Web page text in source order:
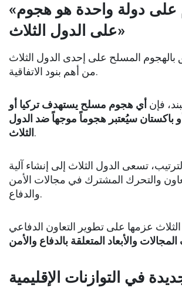
«الهجوم على دولة واحدة هو هجوم
على الدول الثلاث»
بالهجوم المسلح على إحدى الدول الثلاث
من أهم بنود الاتفاقية.
فإن أي هجوم مسلح يستهدف تركيا أو
باكستان سيُعتبر هجوماً موجهاً ضد الدول
الثلاث .
تسعى الدول الثلاث إلى إنشاء آلية
والتحرك المشترك في مجالات الأمن
والدفاع.
عزمها على تطوير التعاون الدفاعي
والأبعاد المتعلقة بالدفاع والأمن
في التوازنات الإقليمية